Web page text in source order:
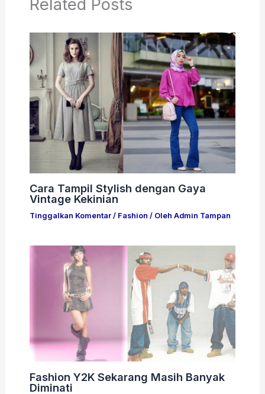
Related Posts
Cara Tampil Stylish dengan Gaya
Vintage Kekinian
Tinggalkan Komentar / Fashion / Oleh Admin Tampan
Fashion Y2K Sekarang Masih Banyak
Diminati